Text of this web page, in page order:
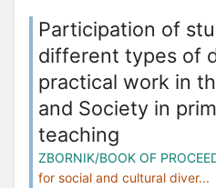
Participation of
different types of
practical work in
and Society in
teaching
ZBORNIK/BOOK OF
for social and cultural diver...